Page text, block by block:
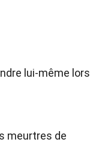
lui-même lors
meurtres de